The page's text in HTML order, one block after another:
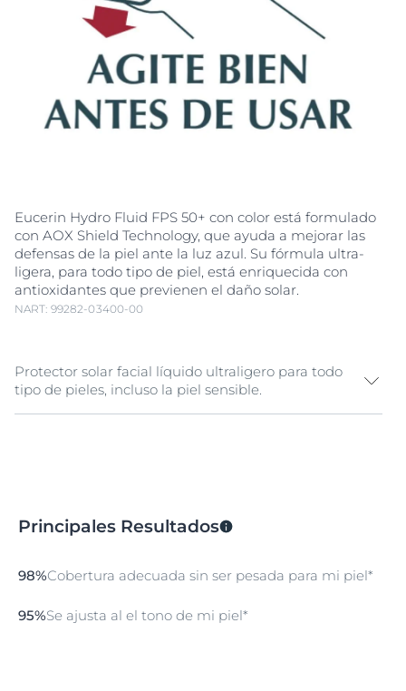
Eucerin Hydro Fluid FPS 50+ con color está formulado
con AOX Shield Technology, que ayuda a mejorar las
defensas de la piel ante la luz azul. Su fórmula ultra-
ligera, para todo tipo de piel, está enriquecida con
antioxidantes que previenen el daño solar.
NART: 99282-03400-00
Protector solar facial líquido ultraligero para todo
tipo de pieles, incluso la piel sensible.
color pigments for an even and unified skin tone with
skin tone, developed with make up artists.
Principales Resultados
98%Cobertura adecuada sin ser pesada para mi piel*
95%Se ajusta al el tono de mi piel*